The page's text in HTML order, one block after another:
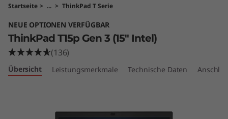
P
a
d
T
Startseite > ... > ThinkPad T Serie
NEUE OPTIONEN VERFÜGBAR
ThinkPad T15p Gen 3 (15" Intel)
(136)
Übersicht Leistungsmerkmale Technische Daten